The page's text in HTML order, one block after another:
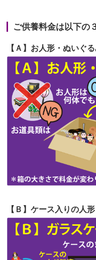
の祖父母か...
2026/06/20
雛人形
てくださる...
2026/06/19
インタ
見つけまし...
第65回人形供養祭
第64回人形供養祭
第63回人形供養祭
第62回人形供養祭
第61回人形供養祭
第60回人形供養祭
第59回人形供養祭
第58回人形供養祭
第56回人形供養祭
第55回人形供養祭
ご供養料金は以下の
【Ａ】お人形・ぬいぐ
【Ｂ】ケース入りの人形